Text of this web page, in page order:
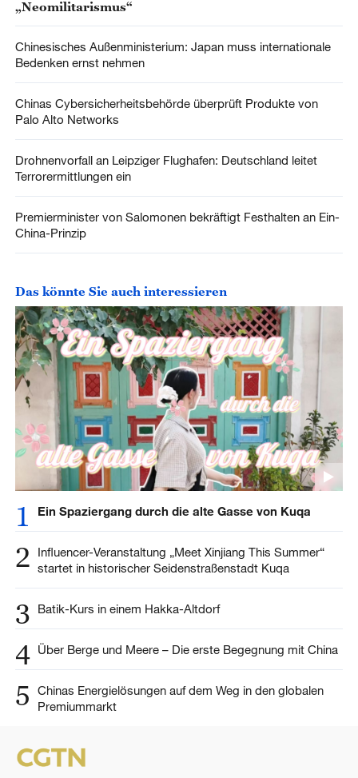
„Neomilitarismus“
Chinesisches Außenministerium: Japan muss internationale
Bedenken ernst nehmen
Chinas Cybersicherheitsbehörde überprüft Produkte von
Palo Alto Networks
Drohnenvorfall an Leipziger Flughafen: Deutschland leitet
Terrorermittlungen ein
Premierminister von Salomonen bekräftigt Festhalten an Ein-
China-Prinzip
Das könnte Sie auch interessieren
1 Ein Spaziergang durch die alte Gasse von Kuqa
2
Influencer-Veranstaltung „Meet Xinjiang This Summer“
startet in historischer Seidenstraßenstadt Kuqa
3 Batik-Kurs in einem Hakka-Altdorf
4 Über Berge und Meere – Die erste Begegnung mit China
5
Chinas Energielösungen auf dem Weg in den globalen
Premiummarkt